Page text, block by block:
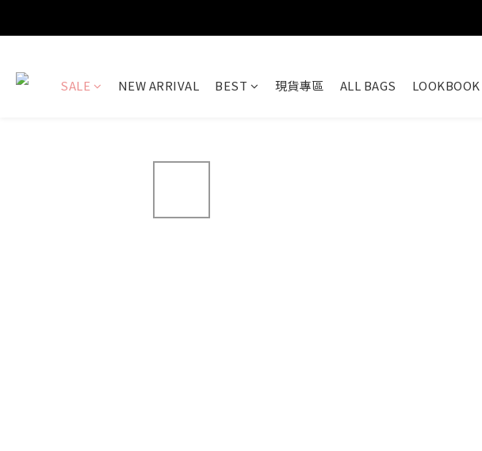
SALE NEW ARRIVAL BEST 現貨專區 ALL BAGS LOOKBOOK